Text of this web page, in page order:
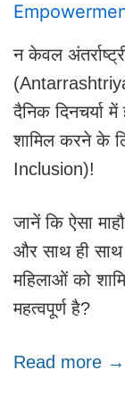
न केवल
दैनिक दिनचर्या
शामिल करने के
Inclusion)!
जानें कि ऐसा
और साथ ही
महिलाओं को
महत्वपूर्ण है?
Read more →